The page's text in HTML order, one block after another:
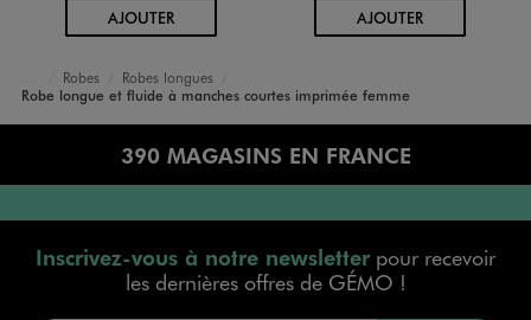
AJOUTERAU PANIER AJOUTERAU PANIER
Accueil
Femme
Vêtements
Robes
Robes longues
Robe longue et fluide à manches courtes imprimée femme
390 MAGASINS EN FRANCE
Inscrivez-vous à notre newsletterpour recevoir
les dernières offres de GÉMO !